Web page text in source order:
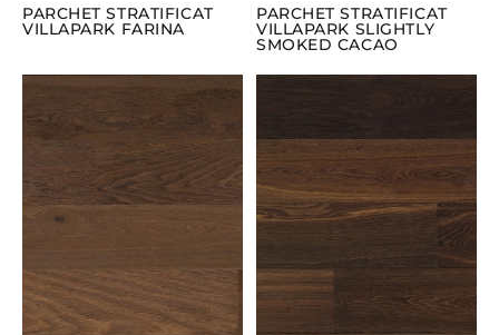
PARCHET STRATIFICAT
VILLAPARK FARINA
PARCHET STRATIFICAT
VILLAPARK SLIGHTLY
SMOKED CACAO